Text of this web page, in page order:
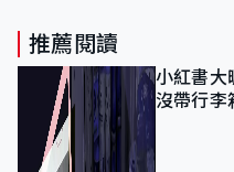
推薦閱讀
小紅書
沒帶行